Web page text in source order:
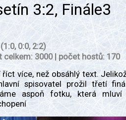
3:2, Finále3
0:0, 2:2)
3000 | počet hostů: 170
více, než obsáhlý text.
spisovatel prožil třetí
aspoň fotku, která